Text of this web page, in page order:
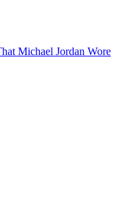
Michael Jordan Wore